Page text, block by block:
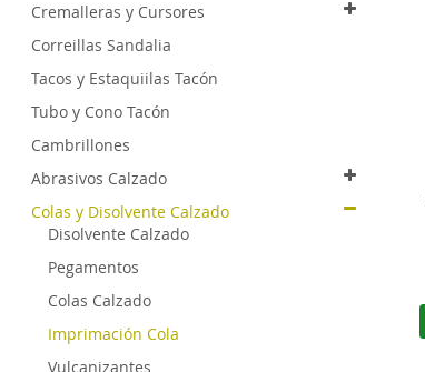
Cremalleras y Cursores
Correillas Sandalia
Tacos y Estaquiilas Tacón
Tubo y Cono Tacón
Cambrillones
Abrasivos Calzado
Colas y Disolvente Calzado
Disolvente Calzado
Pegamentos
Colas Calzado
Imprimación Cola
Vulcanizantes